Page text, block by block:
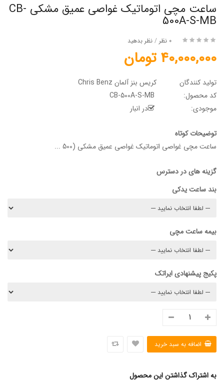
ساعت مچی اتوماتیک غواصی عمیق مشکی CB-
500A-S-MB
0 نظر / نظر بدهید
40,000,000 تومان
تولید کنندگان
کریس بنز آلمان Chris Benz
کد محصول:
موجودی:
در انبار
توضیحات کوتاه
ساعت مچی غواصی اتوماتیک غواصی عمیق مشکی (500 ...
گزینه های در دسترس
بند ساعت یدکی
بیمه ساعت مچی
پکیج پیشنهادی ایراتک
به اشتراک گذاشتن این محصول